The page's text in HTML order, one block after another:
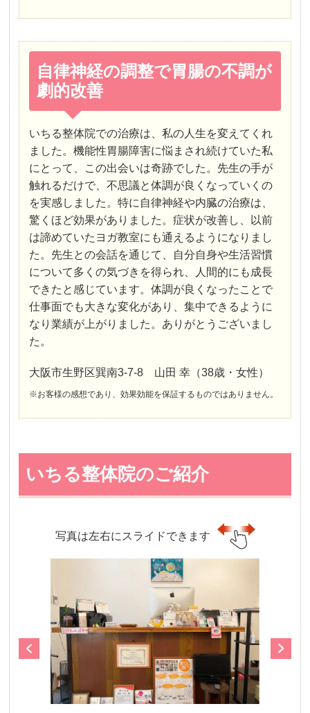
自律神経の調整で胃腸の不調が
劇的改善
いちる整体院での治療は、私の人生を変えてくれ
ました。機能性胃腸障害に悩まされ続けていた私
にとって、この出会いは奇跡でした。先生の手が
触れるだけで、不思議と体調が良くなっていくの
を実感しました。特に自律神経や内臓の治療は、
驚くほど効果がありました。症状が改善し、以前
は諦めていたヨガ教室にも通えるようになりまし
た。先生との会話を通じて、自分自身や生活習慣
について多くの気づきを得られ、人間的にも成長
できたと感じています。体調が良くなったことで
仕事面でも大きな変化があり、集中できるように
なり業績が上がりました。ありがとうございまし
た。
大阪市生野区巽南3-7-8 山田 幸（38歳・女性）
※お客様の感想であり、効果効能を保証するものではありません。
いちる整体院のご紹介
写真は左右にスライドできます